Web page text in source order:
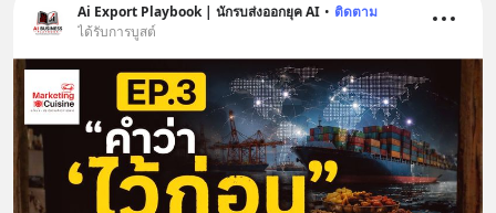
Ai Export Playbook | นักรบส่งออกยุค AI • ติดตาม
ได้รับการบูสต์